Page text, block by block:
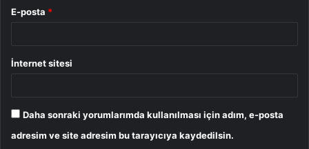
E-posta *
İnternet sitesi
Daha sonraki yorumlarımda kullanılması için adım, e-posta
adresim ve site adresim bu tarayıcıya kaydedilsin.